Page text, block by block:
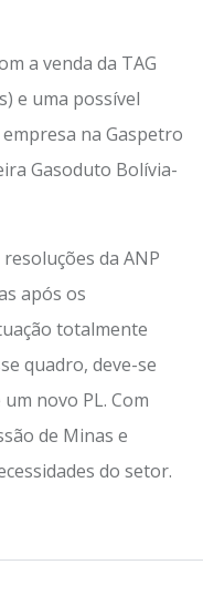
a venda da TAG
e uma possível
na Gaspetro
Gasoduto Bolívia-
da ANP
após os
totalmente
quadro, deve-se
novo PL. Com
de Minas e
do setor.